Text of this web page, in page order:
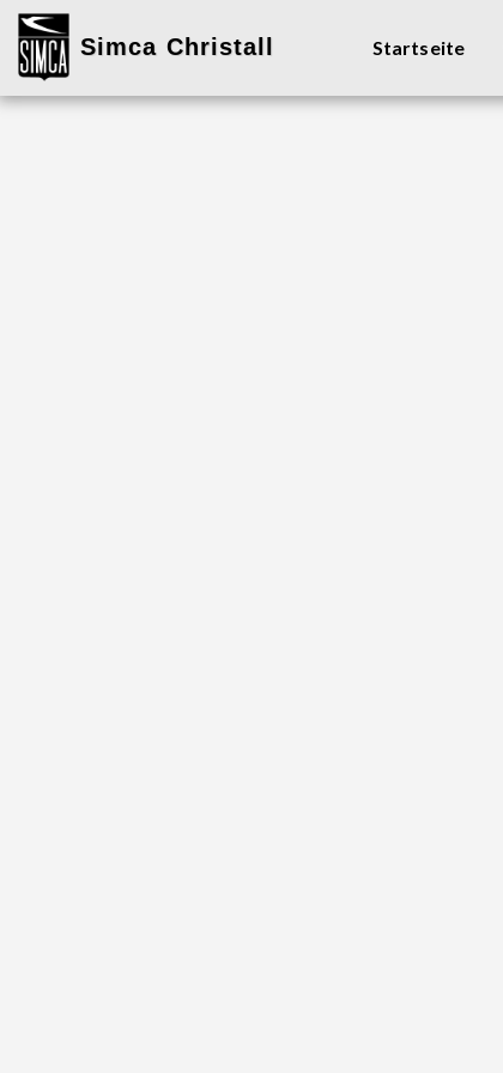
Simca Christall Startseite